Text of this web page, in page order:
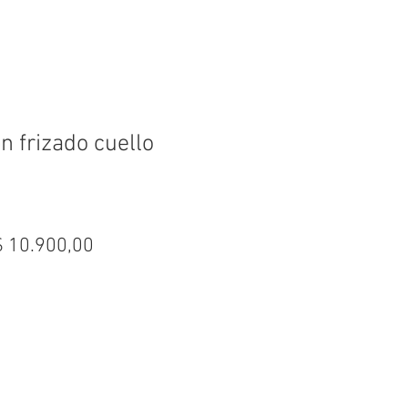
frizado cuello
10.900,00